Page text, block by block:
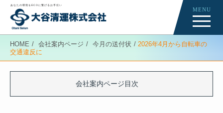
あなたの環境をECOに繋げるお手伝い
MENU
News
今月の送付状
Re-Creation
HOME 会社案内ページ 今月の送付状
2026年4月から自転車の
交通違反に
会社案内ページ目次